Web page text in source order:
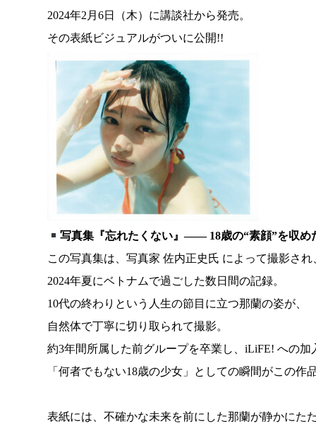
2024年2月6日（木）に講談社から発売。
その表紙ビジュアルがついに公開!!
写真集『忘れたくない』—— 18歳の“素顔”を収め
この写真集は、写真家 佐内正史氏 によって撮影され
2024年夏にベトナムで過ごした数日間の記録。
10代の終わりという人生の節目に立つ那蘭の姿が、
自然体で丁寧に切り取られて撮影。
約3年間所属した前グループを卒業し、iLiFE! への加
「何者でもない18歳の少女」としての瞬間がこの作
表紙には、不確かな未来を前にした那蘭が静かにた